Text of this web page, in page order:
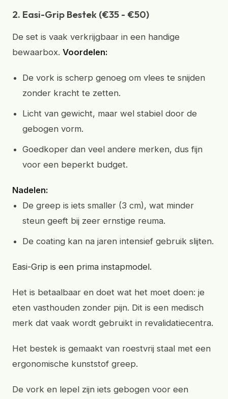
2. Easi-Grip Bestek (€35 - €50)
De set is vaak verkrijgbaar in een handige
bewaarbox. Voordelen:
De vork is scherp genoeg om vlees te snijden
zonder kracht te zetten.
Licht van gewicht, maar wel stabiel door de
gebogen vorm.
Goedkoper dan veel andere merken, dus fijn
voor een beperkt budget.
Nadelen:
De greep is iets smaller (3 cm), wat minder
steun geeft bij zeer ernstige reuma.
De coating kan na jaren intensief gebruik slijten.
Easi-Grip is een prima instapmodel.
Het is betaalbaar en doet wat het moet doen: je
eten vasthouden zonder pijn. Dit is een medisch
merk dat vaak wordt gebruikt in revalidatiecentra.
Het bestek is gemaakt van roestvrij staal met een
ergonomische kunststof greep.
De vork en lepel zijn iets gebogen voor een